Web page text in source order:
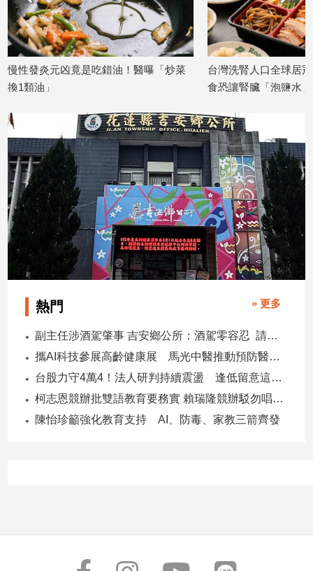
內
設
計
旅
遊/
美
座/
命
理
消
費
親
子/
情
術
創
影
性發炎元凶竟是吃錯油！醫曝「炒菜
1類油」
台灣洗腎人口全球居冠
食恐讓腎臟「泡鹽水」
熱門 » 更多
副主任涉酒駕肇事 吉安鄉公所：酒駕零容忍 請辭獲准
攜AI科技參展高齡健康展 馬光中醫推動預防醫學迎接長壽新經濟
台股力守4萬4！法人研判持續震盪 逢低留意這些族群
柯志恩競辦批雙語教育要務實 賴瑞隆競辦駁勿唱衰高雄
陳怡珍籲強化教育支持 AI、防毒、家教三箭齊發